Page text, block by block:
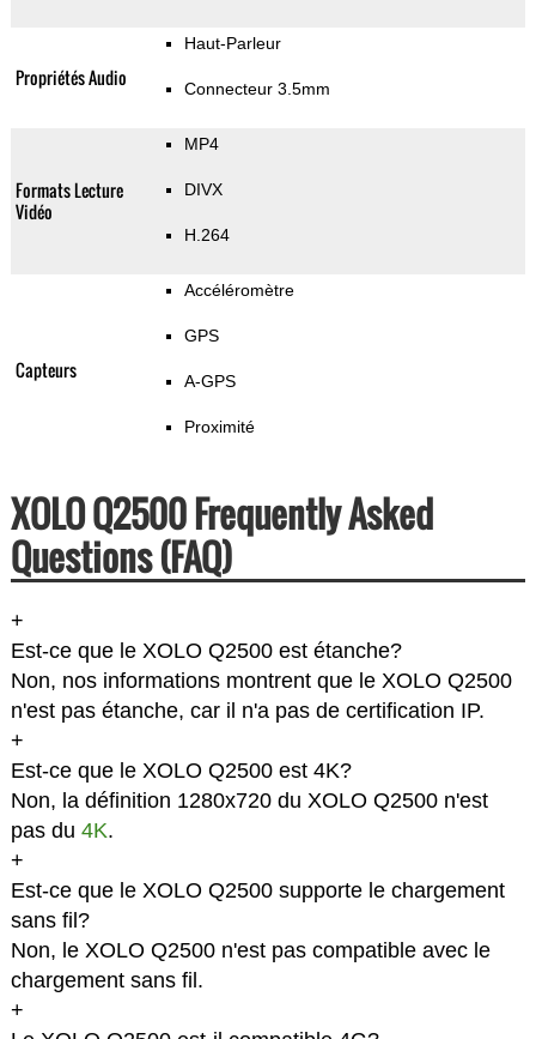
Propriétés Audio
Haut-Parleur
Connecteur 3.5mm
Formats Lecture
Vidéo
MP4
DIVX
H.264
Capteurs
Accéléromètre
GPS
A-GPS
Proximité
XOLO Q2500 Frequently Asked
Questions (FAQ)
+
Est-ce que le XOLO Q2500 est étanche?
Non, nos informations montrent que le XOLO Q2500
n'est pas étanche, car il n'a pas de certification IP.
+
Est-ce que le XOLO Q2500 est 4K?
Non, la définition 1280x720 du XOLO Q2500 n'est
pas du 4K.
+
Est-ce que le XOLO Q2500 supporte le chargement
sans fil?
Non, le XOLO Q2500 n'est pas compatible avec le
chargement sans fil.
+